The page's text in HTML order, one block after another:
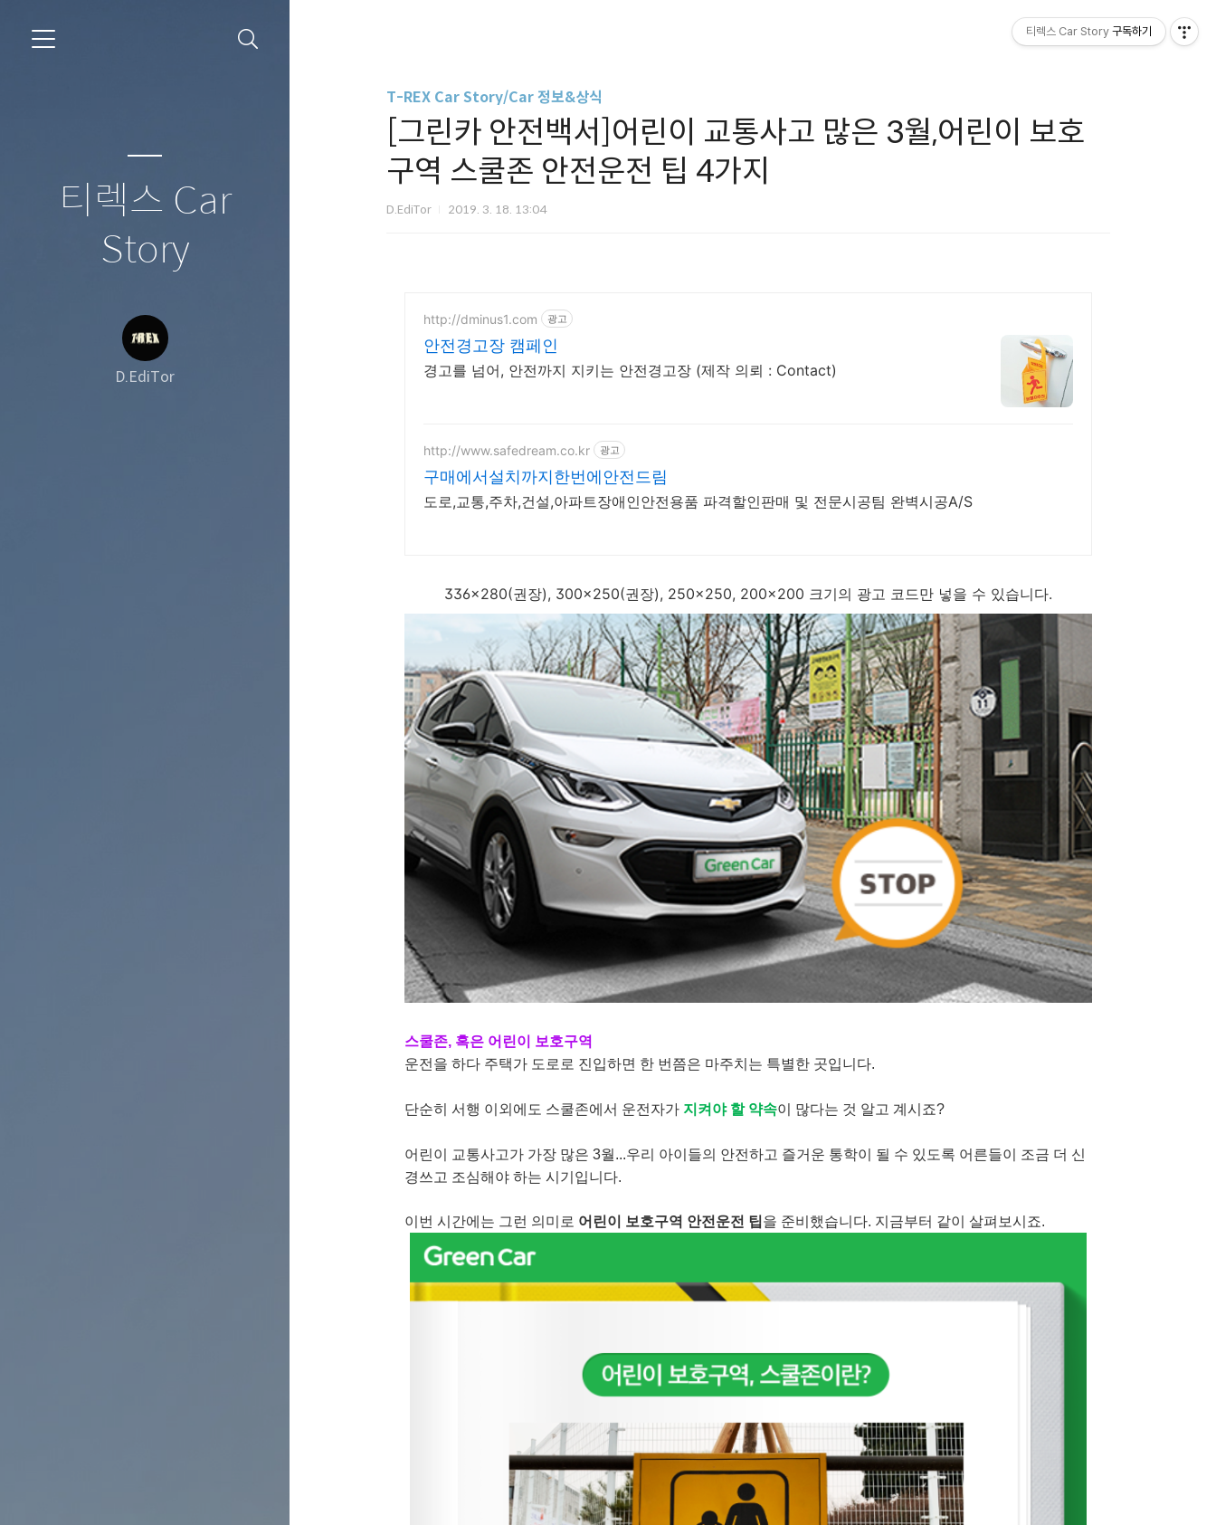
티렉스 Car
Story
D.EdiTor
T-REX Car Story/Car 정보&상식
[그린카 안전백서]어린이 교통사고 많은 3월,어린이 보호
구역 스쿨존 안전운전 팁 4가지
D.EdiTor 2019. 3. 18. 13:04
http://dminus1.com 광고
안전경고장 캠페인
경고를 넘어, 안전까지 지키는 안전경고장 (제작 의뢰 : Contact)
http://www.safedream.co.kr 광고
구매에서설치까지한번에안전드림
도로,교통,주차,건설,아파트장애인안전용품 파격할인판매 및 전문시공팀 완벽시공A/S
336x280(권장), 300x250(권장), 250x250, 200x200 크기의 광고 코드만 넣을 수 있습니다.
스쿨존, 혹은 어린이 보호구역
운전을 하다 주택가 도로로 진입하면 한 번쯤은 마주치는 특별한 곳입니다.
단순히 서행 이외에도 스쿨존에서 운전자가 지켜야 할 약속이 많다는 것 알고 계시죠?
어린이 교통사고가 가장 많은 3월...우리 아이들의 안전하고 즐거운 통학이 될 수 있도록 어른들이 조금 더 신
경쓰고 조심해야 하는 시기입니다.
이번 시간에는 그런 의미로 어린이 보호구역 안전운전 팁을 준비했습니다. 지금부터 같이 살펴보시죠.
티렉스 Car Story 구독하기